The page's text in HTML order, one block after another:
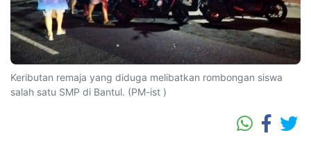
Keributan remaja yang diduga melibatkan rombongan siswa
salah satu SMP di Bantul. (PM-ist )